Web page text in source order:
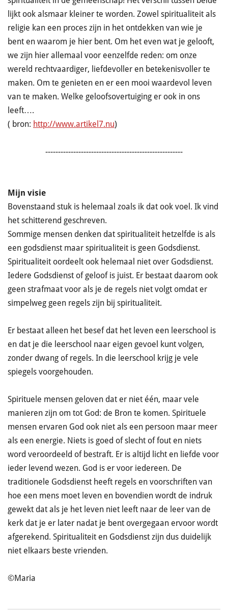
lijkt ook alsmaar kleiner te worden. Zowel spiritualiteit als
religie kan een proces zijn in het ontdekken van wie je
bent en waarom je hier bent. Om het even wat je gelooft,
we zijn hier allemaal voor eenzelfde reden: om onze
wereld rechtvaardiger, liefdevoller en betekenisvoller te
maken. Om te genieten en er een mooi waardevol leven
van te maken. Welke geloofsovertuiging er ook in ons
leeft….
( bron: http://www.artikel7.nu)
------------------------------------------------------
Mijn visie
Bovenstaand stuk is helemaal zoals ik dat ook voel. Ik vind
het schitterend geschreven.
Sommige mensen denken dat spiritualiteit hetzelfde is als
een godsdienst maar spiritualiteit is geen Godsdienst.
Spiritualiteit oordeelt ook helemaal niet over Godsdienst.
Iedere Godsdienst of geloof is juist. Er bestaat daarom ook
geen strafmaat voor als je de regels niet volgt omdat er
simpelweg geen regels zijn bij spiritualiteit.
Er bestaat alleen het besef dat het leven een leerschool is
en dat je die leerschool naar eigen gevoel kunt volgen,
zonder dwang of regels. In die leerschool krijg je vele
spiegels voorgehouden.
Spirituele mensen geloven dat er niet één, maar vele
manieren zijn om tot God: de Bron te komen. Spirituele
mensen ervaren God ook niet als een persoon maar meer
als een energie. Niets is goed of slecht of fout en niets
word veroordeeld of bestraft. Er is altijd licht en liefde voor
ieder levend wezen. God is er voor iedereen. De
traditionele Godsdienst heeft regels en voorschriften van
hoe een mens moet leven en bovendien wordt de indruk
gewekt dat als je het leven niet leeft naar de leer van de
kerk dat je er later nadat je bent overgegaan ervoor wordt
afgerekend. Spiritualiteit en Godsdienst zijn dus duidelijk
niet elkaars beste vrienden.
©Maria